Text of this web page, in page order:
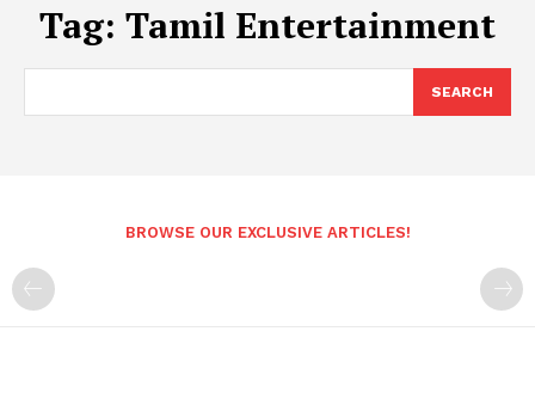
Tag: Tamil Entertainment
SEARCH
BROWSE OUR EXCLUSIVE ARTICLES!